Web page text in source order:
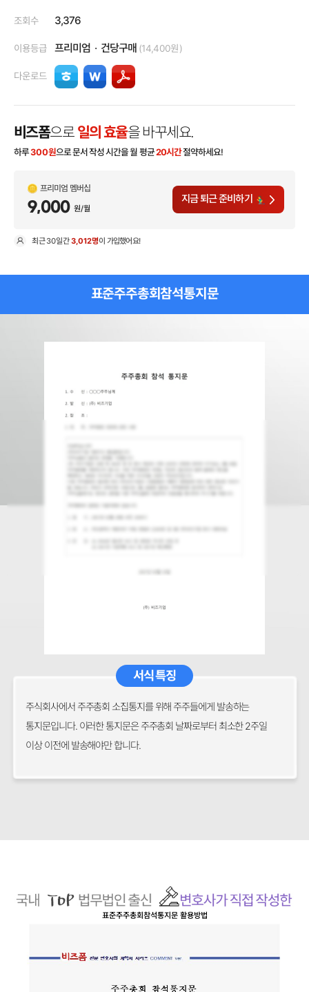
조회수 3,376
이용등급 프리미엄 건당구매 (14,400원)
다운로드
비즈폼으로 일의 효율을 바꾸세요.
하루300원으로 문서 작성 시간을 월 평균20시간절약하세요!
프리미엄 멤버십
9,000 원/월
지금 퇴근 준비하기
최근30일간3,012명이 가입했어요!
표준주주총회참석통지문
서식 특징
주식회사에서 주주총회 소집통지를 위해 주주들에게 발송하는
통지문입니다. 이러한 통지문은 주주총회 날짜로부터 최소한 2주일
이상 이전에 발송해야만 합니다.
표준주주총회참석통지문 활용방법